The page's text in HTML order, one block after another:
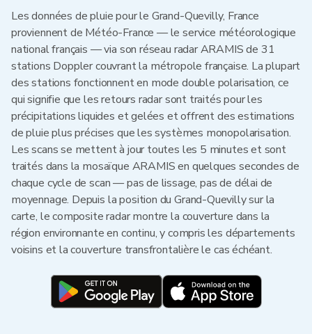
Les données de pluie pour le Grand-Quevilly, France
proviennent de Météo-France — le service météorologique
national français — via son réseau radar ARAMIS de 31
stations Doppler couvrant la métropole française. La plupart
des stations fonctionnent en mode double polarisation, ce
qui signifie que les retours radar sont traités pour les
précipitations liquides et gelées et offrent des estimations
de pluie plus précises que les systèmes monopolarisation.
Les scans se mettent à jour toutes les 5 minutes et sont
traités dans la mosaïque ARAMIS en quelques secondes de
chaque cycle de scan — pas de lissage, pas de délai de
moyennage. Depuis la position du Grand-Quevilly sur la
carte, le composite radar montre la couverture dans la
région environnante en continu, y compris les départements
voisins et la couverture transfrontalière le cas échéant.